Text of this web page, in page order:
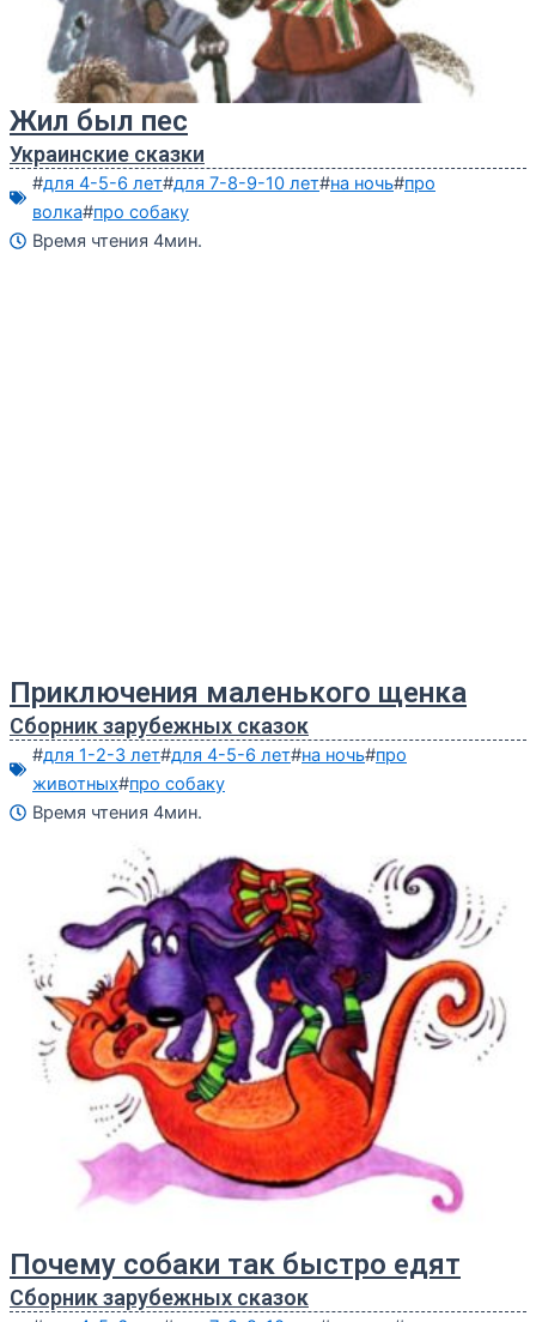
Жил был пес
Украинские сказки
#для 4-5-6 лет#для 7-8-9-10 лет#на ночь#про
волка#про собаку
Время чтения 4мин.
Приключения маленького щенка
Сборник зарубежных сказок
#для 1-2-3 лет#для 4-5-6 лет#на ночь#про
животных#про собаку
Время чтения 4мин.
Почему собаки так быстро едят
Сборник зарубежных сказок